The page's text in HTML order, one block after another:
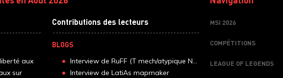
aux
sur
Contributions des lecteurs
BLOGS
Interview de RuFF (T mech/atypique N...
Interview de LatiAs mapmaker
MSI 2026
COMPÉTITIONS
LEAGUE OF LEGENDS